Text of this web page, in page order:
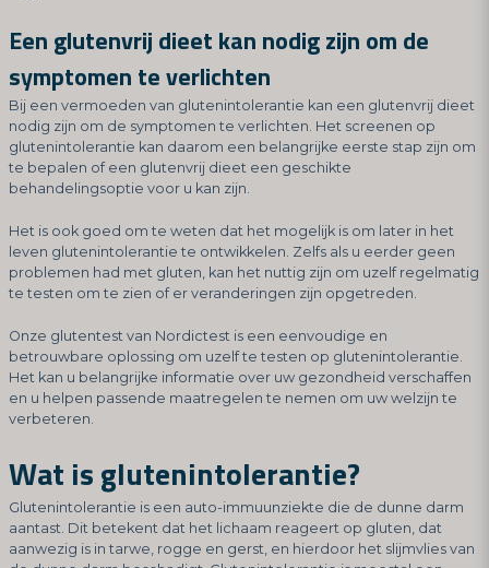
Een glutenvrij dieet kan nodig zijn om de
symptomen te verlichten
Bij een vermoeden van glutenintolerantie kan een glutenvrij dieet
nodig zijn om de symptomen te verlichten. Het screenen op
glutenintolerantie kan daarom een belangrijke eerste stap zijn om
te bepalen of een glutenvrij dieet een geschikte
behandelingsoptie voor u kan zijn.
Het is ook goed om te weten dat het mogelijk is om later in het
leven glutenintolerantie te ontwikkelen. Zelfs als u eerder geen
problemen had met gluten, kan het nuttig zijn om uzelf regelmatig
te testen om te zien of er veranderingen zijn opgetreden.
Onze glutentest van Nordictest is een eenvoudige en
betrouwbare oplossing om uzelf te testen op glutenintolerantie.
Het kan u belangrijke informatie over uw gezondheid verschaffen
en u helpen passende maatregelen te nemen om uw welzijn te
verbeteren.
Wat is glutenintolerantie?
Glutenintolerantie is een auto-immuunziekte die de dunne darm
aantast. Dit betekent dat het lichaam reageert op gluten, dat
aanwezig is in tarwe, rogge en gerst, en hierdoor het slijmvlies van